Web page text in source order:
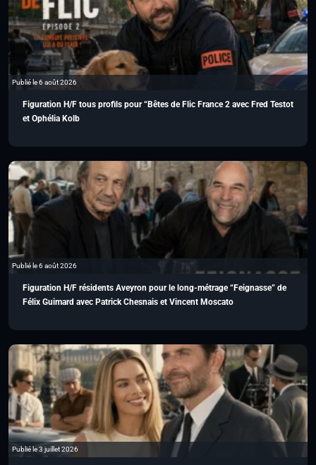
Publié le 6 août 2026
Figuration H/F tous profils pour “Bêtes de Flic France 2 avec Fred Testot
et Ophélia Kolb
Publié le 6 août 2026
Figuration H/F résidents Aveyron pour le long-métrage “Feignasse” de
Félix Guimard avec Patrick Chesnais et Vincent Moscato
Publié le 3 juillet 2026